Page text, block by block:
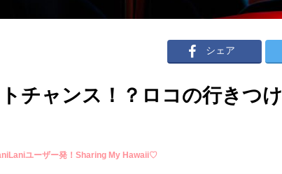
シェア
チャンス！？ロコの行きつけ
ユーザー発！Sharing My Hawaii♡